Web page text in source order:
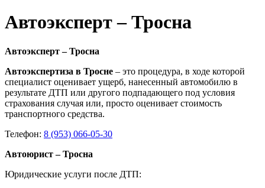
Автоэксперт – Тросна
Автоэксперт – Тросна
Автоэкспертиза в Тросне – это процедура, в ходе которой
специалист оценивает ущерб, нанесенный автомобилю в
результате ДТП или другого подпадающего под условия
страхования случая или, просто оценивает стоимость
транспортного средства.
Телефон: 8 (953) 066-05-30
Автоюрист – Тросна
Юридические услуги после ДТП: